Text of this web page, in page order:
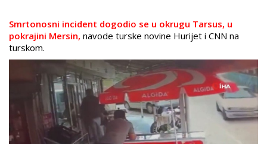
Smrtonosni incident dogodio se u okrugu Tarsus, u
pokrajini Mersin, navode turske novine Hurijet i CNN na
turskom.